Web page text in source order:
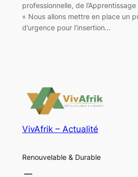
professionnelle, de
« Nous allons mettre en place un
d’urgence pour l’insertion…
VivAfrik – Actualité
Renouvelable & Durable